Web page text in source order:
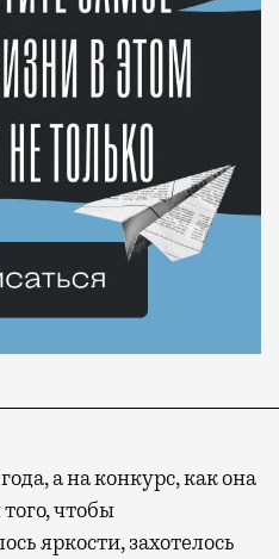
а на конкурс, как она
чтобы
яркости, захотелось